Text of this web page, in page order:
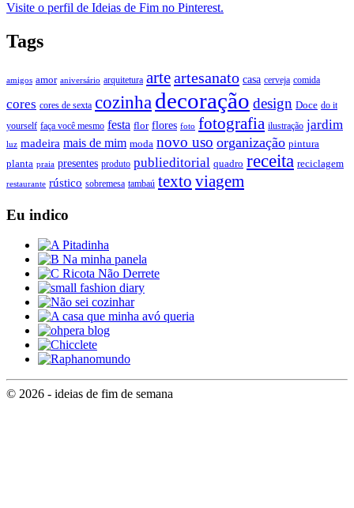
Visite o perfil de Ideias de Fim no Pinterest.
Tags
amigos amor aniversário arquitetura arteartesanato casa cerveja comida
cores cores de sexta cozinha decoração design Doce do it
yourself faça você mesmo festa flor flores foto fotografia ilustração jardim
luz madeira mais de mim moda novo uso organização pintura
planta praia presentes produto publieditorial quadro receita reciclagem
restaurante rústico sobremesa tambaú texto viagem
Eu indico
© 2026 - ideias de fim de semana